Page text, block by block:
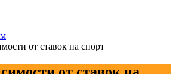
от ставок на спорт